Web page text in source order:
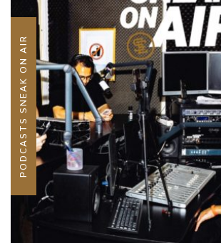
PODCASTS SNEAK ON AIR